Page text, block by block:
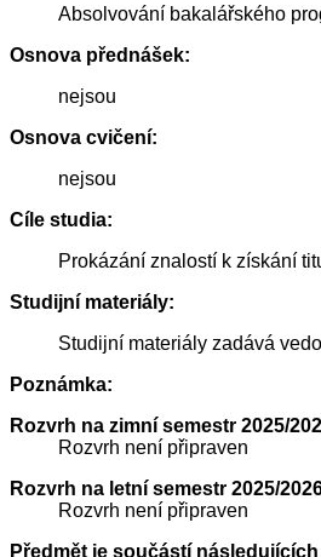
Absolvování bakalářského
Osnova přednášek:
nejsou
Osnova cvičení:
nejsou
Cíle studia:
Prokázání znalostí k získání
Studijní materiály:
Studijní materiály zadává
Poznámka:
Rozvrh na zimní semestr 2025/
Rozvrh není připraven
Rozvrh na letní semestr 2025/
Rozvrh není připraven
Předmět je součástí